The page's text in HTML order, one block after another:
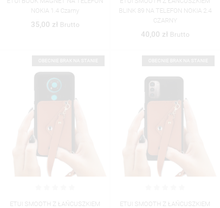
NOKIA 1.4 Czarny
35,00 zł Brutto
BLINK 89 NA TELEFON NOKIA 2.4
CZARNY
40,00 zł Brutto
ETUI SMOOTH Z ŁAŃCUSZKIEM
ETUI SMOOTH Z ŁAŃCUSZKIEM